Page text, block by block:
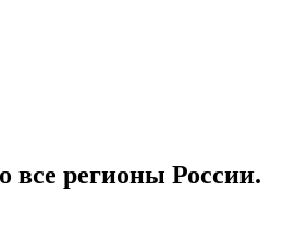
все регионы России.